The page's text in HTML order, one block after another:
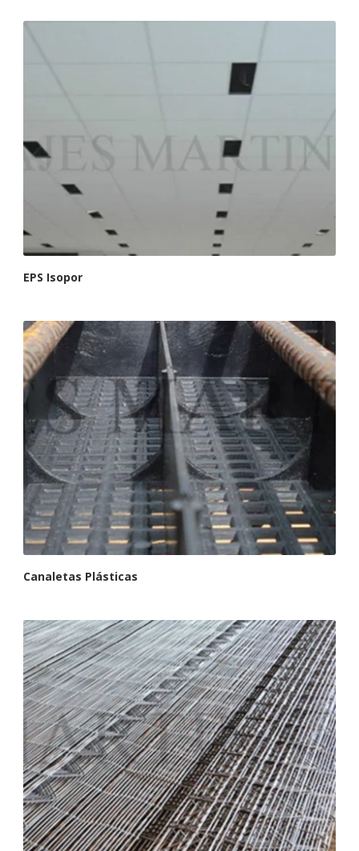
EPS Isopor
Canaletas Plásticas